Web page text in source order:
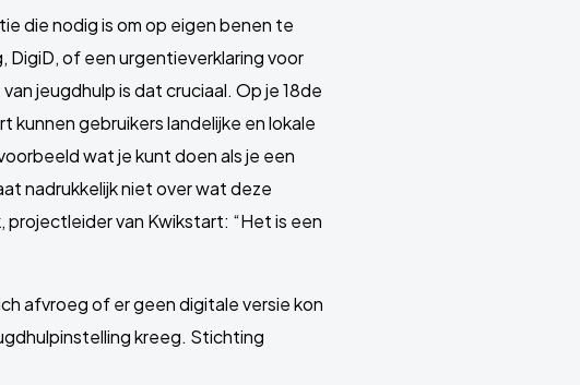
die nodig is om op eigen benen te
DigiD, of een urgentieverklaring voor
jeugdhulp is dat cruciaal. Op je 18de
kunnen gebruikers landelijke en lokale
wat je kunt doen als je een
nadrukkelijk niet over wat deze
van Kwikstart: “Het is een
afvroeg of er geen digitale versie kon
kreeg. Stichting